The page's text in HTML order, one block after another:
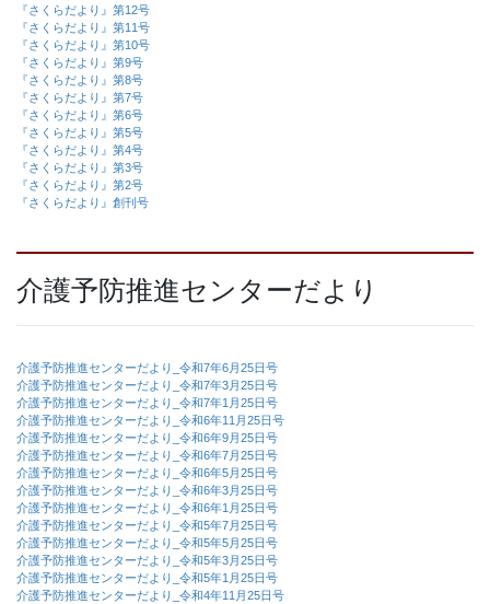
『さくらだより』第12号
『さくらだより』第11号
『さくらだより』第10号
『さくらだより』第9号
『さくらだより』第8号
『さくらだより』第7号
『さくらだより』第6号
『さくらだより』第5号
『さくらだより』第4号
『さくらだより』第3号
『さくらだより』第2号
『さくらだより』創刊号
介護予防推進センターだより
介護予防推進センターだより_令和7年6月25日号
介護予防推進センターだより_令和7年3月25日号
介護予防推進センターだより_令和7年1月25日号
介護予防推進センターだより_令和6年11月25日号
介護予防推進センターだより_令和6年9月25日号
介護予防推進センターだより_令和6年7月25日号
介護予防推進センターだより_令和6年5月25日号
介護予防推進センターだより_令和6年3月25日号
介護予防推進センターだより_令和6年1月25日号
介護予防推進センターだより_令和5年7月25日号
介護予防推進センターだより_令和5年5月25日号
介護予防推進センターだより_令和5年3月25日号
介護予防推進センターだより_令和5年1月25日号
介護予防推進センターだより_令和4年11月25日号